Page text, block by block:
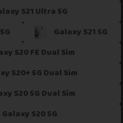
une offre correspondant aux
nous contacter.
S21 Ultra 5G
Galaxy S21 5G
S20 FE Dual Sim
S20+ 5G Dual Sim
S20 5G Dual Sim
Galaxy S20 5G